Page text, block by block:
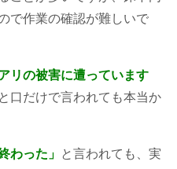
で作業の確認が難しいで
アリの被害に遭っています
と口だけで言われても本当か
わった」 と言われても、実